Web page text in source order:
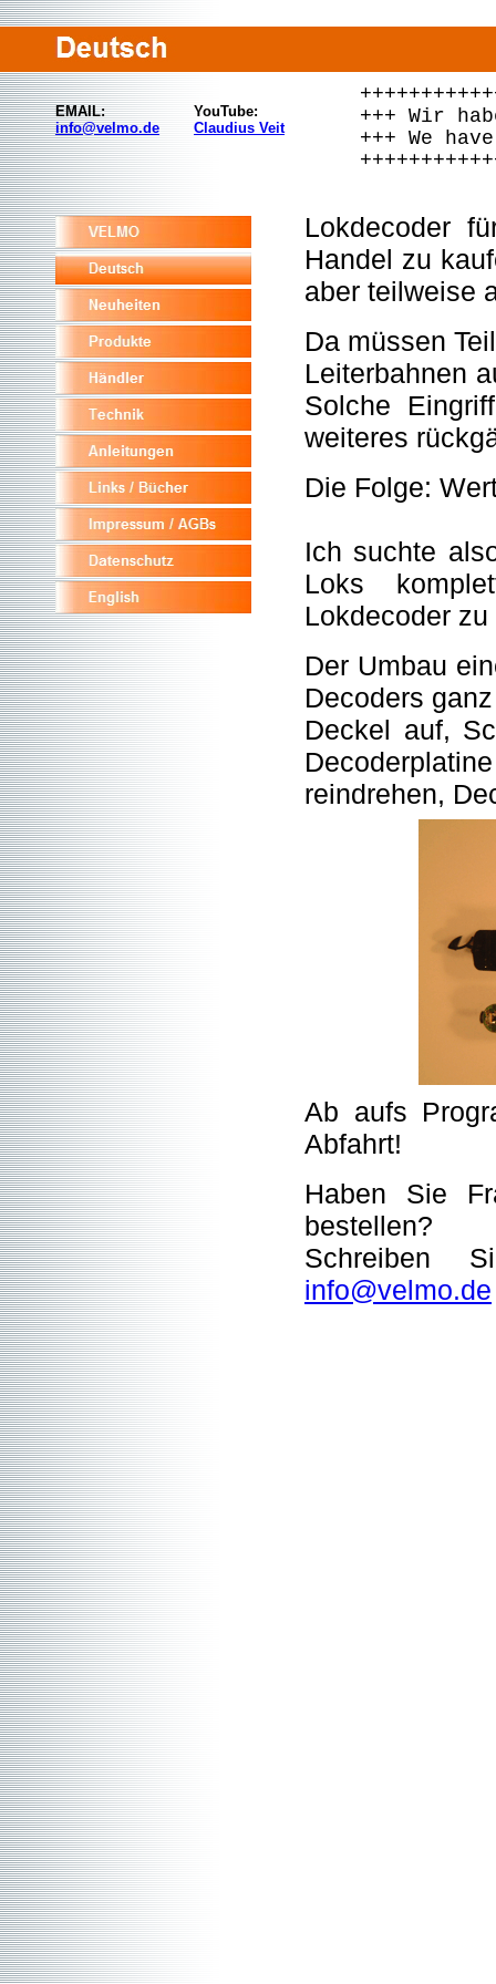
EMAIL:
info@velmo.de
YouTube:
Claudius Veit
+++ Wir
+++ We
Lokdecoder
Handel zu
aber teilweise
Da müssen
Leiterbahnen
Solche
weiteres
Die Folge:
Ich suchte
Loks
Lokdecoder
Der Umbau
Decoders
Deckel auf,
reindrehen,
Ab aufs
Abfahrt!
Haben Sie
bestellen?
Schreiben
info@velmo.de